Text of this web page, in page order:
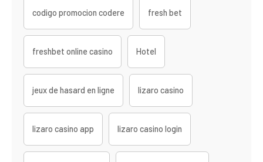
codigo promocion codere fresh bet
freshbet online casino Hotel
jeux de hasard en ligne lizaro casino
lizaro casino app lizaro casino login